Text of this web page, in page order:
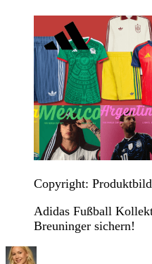
Copyright:
Adidas Fußball
Breuninger sichern!